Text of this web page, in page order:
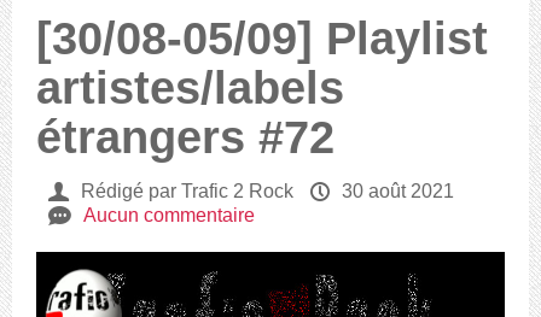
[30/08-05/09] Playlist
artistes/labels
étrangers #72
U Rédigé par Trafic 2 Rock P 30 août 2021
e Aucun commentaire